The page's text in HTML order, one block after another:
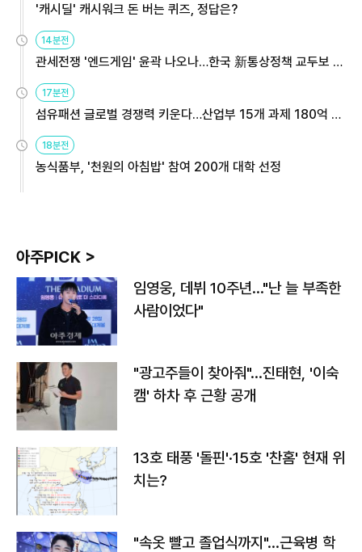
'캐시딜' 캐시워크 돈 버는 퀴즈, 정답은?
14분전
관세전쟁 '엔드게임' 윤곽 나오나…한국 新통상정책 교두보 활
용해야
17분전
섬유패션 글로벌 경쟁력 키운다…산업부 15개 과제 180억 지
원
18분전
농식품부, '천원의 아침밥' 참여 200개 대학 선정
아주PICK >
임영웅, 데뷔 10주년…"난 늘 부족한
사람이었다"
"광고주들이 찾아줘"…진태현, '이숙
캠' 하차 후 근황 공개
13호 태풍 '돌핀'·15호 '찬홈' 현재 위
치는?
"속옷 빨고 졸업식까지"…근육병 학